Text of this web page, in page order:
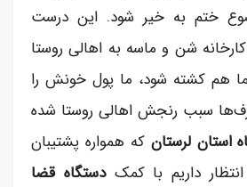
ختم به خیر شود. این درست
شن و ماسه به اهالی روستا
هم کشته شود، ما پول خونش را
سبب رنجش اهالی روستا شده
استان لرستان که همواره پشتیبان
داریم با کمکدستگاه قضا